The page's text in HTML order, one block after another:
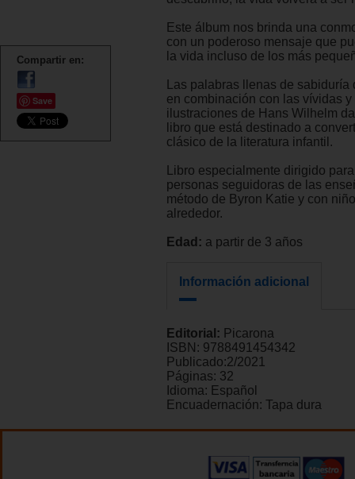
Compartir en:
Save
Este álbum nos brinda una
con un poderoso mensaje que
la vida incluso de los más
Las palabras llenas de sabiduría
en combinación con las vívidas y
ilustraciones de Hans Wilhelm
libro que está destinado a
clásico de la literatura infantil.
Libro especialmente dirigido
personas seguidoras de las
método de Byron Katie y con
alrededor.
Edad: a partir de 3 años
Información adicional
Editorial: Picarona
ISBN: 9788491454342
Publicado:2/2021
Páginas: 32
Idioma: Español
Encuadernación: Tapa dura